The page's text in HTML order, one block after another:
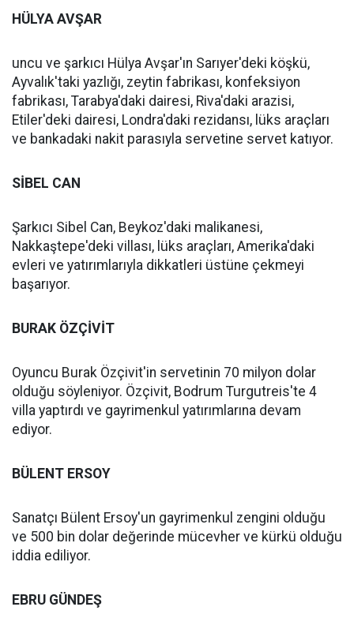
HÜLYA AVŞAR
uncu ve şarkıcı Hülya Avşar'ın Sarıyer'deki köşkü,
Ayvalık'taki yazlığı, zeytin fabrikası, konfeksiyon
fabrikası, Tarabya'daki dairesi, Riva'daki arazisi,
Etiler'deki dairesi, Londra'daki rezidansı, lüks araçları
ve bankadaki nakit parasıyla servetine servet katıyor.
SİBEL CAN
Şarkıcı Sibel Can, Beykoz'daki malikanesi,
Nakkaştepe'deki villası, lüks araçları, Amerika'daki
evleri ve yatırımlarıyla dikkatleri üstüne çekmeyi
başarıyor.
BURAK ÖZÇİVİT
Oyuncu Burak Özçivit'in servetinin 70 milyon dolar
olduğu söyleniyor. Özçivit, Bodrum Turgutreis'te 4
villa yaptırdı ve gayrimenkul yatırımlarına devam
ediyor.
BÜLENT ERSOY
Sanatçı Bülent Ersoy'un gayrimenkul zengini olduğu
ve 500 bin dolar değerinde mücevher ve kürkü olduğu
iddia ediliyor.
EBRU GÜNDEŞ